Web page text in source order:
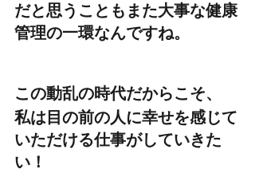
だと思うこともまた大事な健康
管理の一環なんですね。
この動乱の時代だからこそ、
私は目の前の人に幸せを感じて
いただける仕事がしていきた
い！